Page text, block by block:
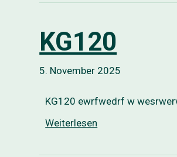
KG120
5. November 2025
KG120 ewrfwedrf w
Weiterlesen